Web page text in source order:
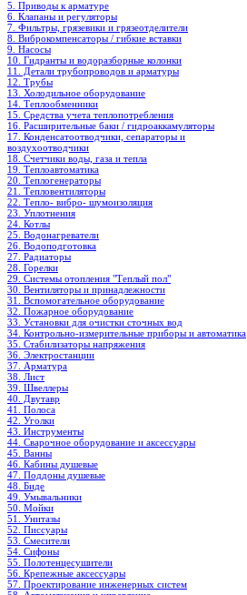
5. Приводы к арматуре
6. Клапаны и регуляторы
7. Фильтры, грязевики и грязеотделители
8. Виброкомпенсаторы / гибкие вставки
9. Насосы
10. Гидранты и водоразборные колонки
11. Детали трубопроводов и арматуры
12. Трубы
13. Холодильное oборудование
14. Теплообменники
15. Средства учета теплопотребления
16. Расширительные баки / гидроаккамуляторы
17. Конденсатоотводчики, сепараторы и
воздухоотводчики
18. Счетчики воды, газа и тепла
19. Теплоавтоматика
20. Теплогенераторы
21. Тепловентиляторы
22. Тепло- вибро- шумоизоляция
23. Уплотнения
24. Котлы
25. Водонагреватели
26. Водоподготовка
27. Радиаторы
28. Горелки
29. Системы отопления "Теплый пол"
30. Вентиляторы и принадлежности
31. Вспомогательное оборудование
32. Пожарное оборудование
33. Установки для очистки сточных вод
34. Контрольно-измерительные приборы и автоматика
35. Стабилизаторы напряжения
36. Электростанции
37. Арматура
38. Лист
39. Швеллеры
40. Двутавр
41. Полоса
42. Уголки
43. Инструменты
44. Сварочное оборудование и аксессуары
45. Ванны
46. Кабины душевые
47. Поддоны душевые
48. Биде
49. Умывальники
50. Мойки
51. Унитазы
52. Писсуары
53. Смесители
54. Сифоны
55. Полотенцесушители
56. Крепежные аксессуары
57. Проектирование инженерных систем